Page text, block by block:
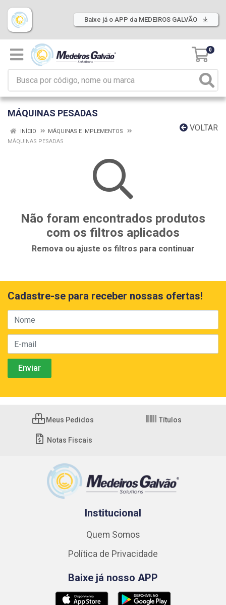
Baixe já o APP da MEDEIROS GALVÃO
0
MÁQUINAS PESADAS
VOLTAR
INÍCIO
MÁQUINAS E IMPLEMENTOS
MÁQUINAS PESADAS
Não foram encontrados produtos
com os filtros aplicados
Remova ou ajuste os filtros para continuar
Cadastre-se para receber nossas ofertas!
Meus Pedidos Títulos
Notas Fiscais
Institucional
Quem Somos
Política de Privacidade
Baixe já nosso APP